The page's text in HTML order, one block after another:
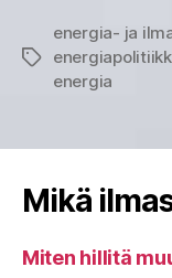
Avainsanat
energia- ja
energia
Mikä
Miten hillitä